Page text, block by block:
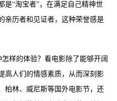
是“淘宝者”，在满足自己精神世
亲历者和见证者，这种荣誉感是
样的体验？看电影除了能够开阔
高人们的情感素质，从而深刻影
柏林、威尼斯等国外电影节，还